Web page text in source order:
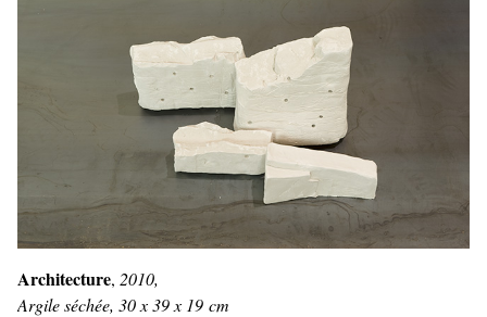
Architecture, 2010,
Argile séchée, 30 x 39 x 19 cm